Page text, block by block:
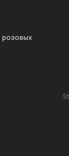
розовых